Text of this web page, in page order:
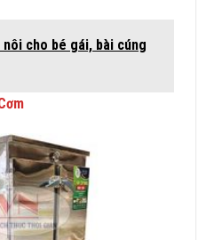
cho bé gái, bài cúng